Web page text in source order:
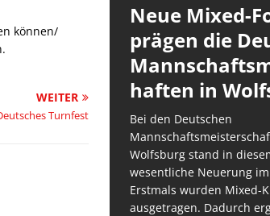
können/
WEITER
Turnfest
Neue Mixed-
prägen die
haften in
Bei den Deutschen
Wolfsburg stand in
wesentliche Neuerung im
Erstmals wurden Mixed-
ausgetragen. Dadurch